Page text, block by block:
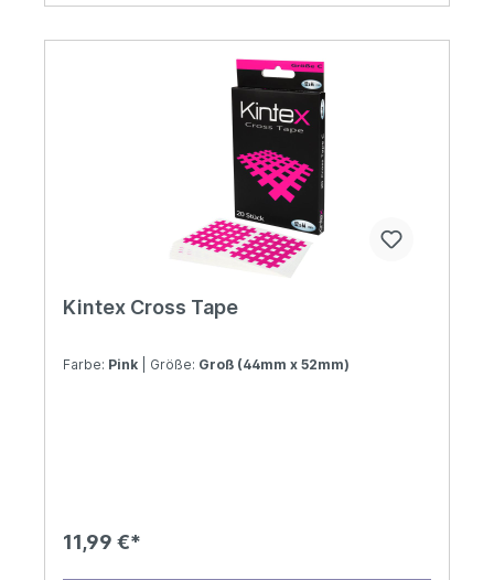
Kintex Cross Tape
Farbe: Pink | Größe: Groß (44mm x 52mm)
11,99 €*